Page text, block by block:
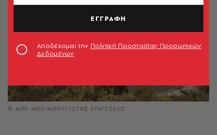
© ΑΠΕ-ΜΠΕ/ΜΠΟΥΓΙΩΤΗΣ ΕΥΑΓΓΕΛΟΣ
ΕΓΓΡΑΦΗ
Αποδέχομαι την Πολιτική Προστασίας Προσωπικών
Δεδομένων